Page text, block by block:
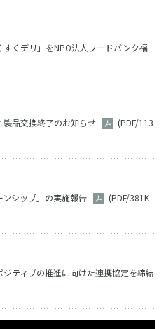
くデリ」をNPO法人フードバンク福
製品交換終了のお知らせ
(PDF/113
シップ」の実施報告
(PDF/381K
ティブの推進に向けた連携協定を締結